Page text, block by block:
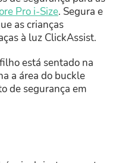
Pro i-Size. Segura e
as crianças
à luz ClickAssist.
está sentado na
a área do buckle
de segurança em